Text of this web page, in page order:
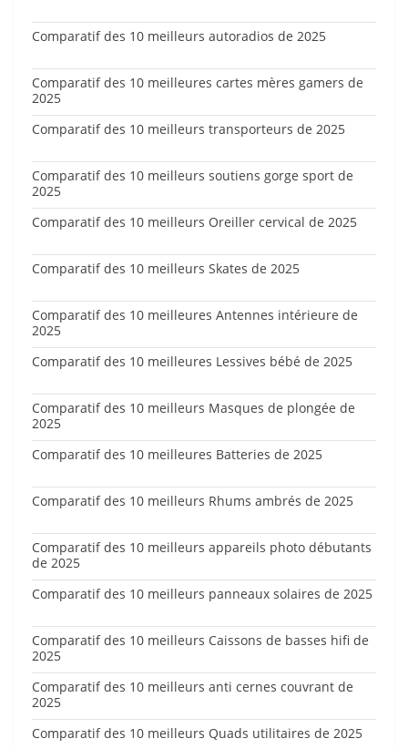
Comparatif des 10 meilleurs autoradios de 2025
Comparatif des 10 meilleures cartes mères gamers de
2025
Comparatif des 10 meilleurs transporteurs de 2025
Comparatif des 10 meilleurs soutiens gorge sport de
2025
Comparatif des 10 meilleurs Oreiller cervical de 2025
Comparatif des 10 meilleurs Skates de 2025
Comparatif des 10 meilleures Antennes intérieure de
2025
Comparatif des 10 meilleures Lessives bébé de 2025
Comparatif des 10 meilleurs Masques de plongée de
2025
Comparatif des 10 meilleures Batteries de 2025
Comparatif des 10 meilleurs Rhums ambrés de 2025
Comparatif des 10 meilleurs appareils photo débutants
de 2025
Comparatif des 10 meilleurs panneaux solaires de 2025
Comparatif des 10 meilleurs Caissons de basses hifi de
2025
Comparatif des 10 meilleurs anti cernes couvrant de
2025
Comparatif des 10 meilleurs Quads utilitaires de 2025